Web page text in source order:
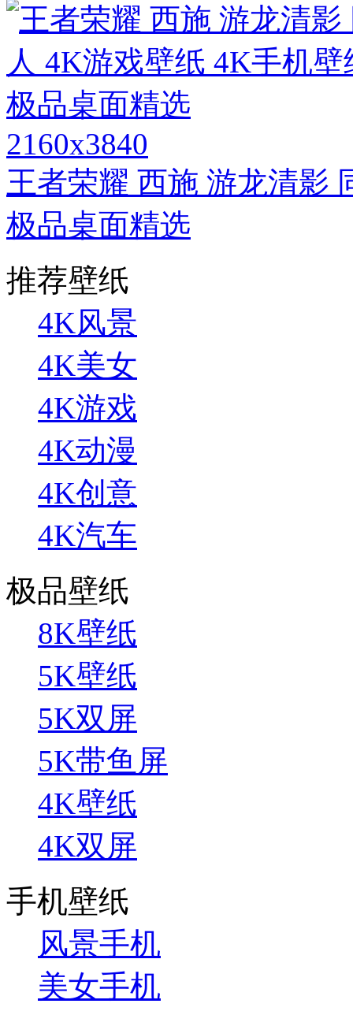
2160x3840
王者荣耀 西施 游龙清影
极品桌面精选
推荐壁纸
4K风景
4K美女
4K游戏
4K动漫
4K创意
4K汽车
极品壁纸
8K壁纸
5K壁纸
5K双屏
5K带鱼屏
4K壁纸
4K双屏
手机壁纸
风景手机
美女手机